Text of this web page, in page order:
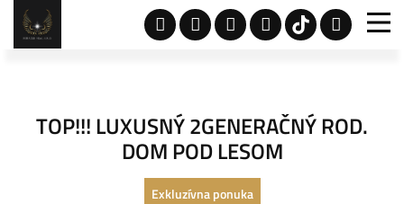
TOP!!! LUXUSNÝ 2GENERAČNÝ ROD.
DOM POD LESOM
Exkluzívna ponuka